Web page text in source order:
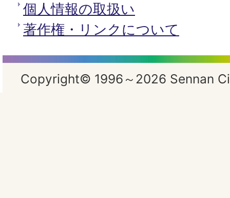
個人情報の取扱い
著作権・リンクについて
Copyright© 1996～2026 Sennan